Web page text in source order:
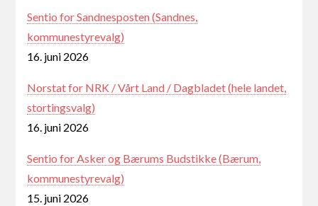
Sentio for Sandnesposten (Sandnes,
kommunestyrevalg)
16. juni 2026
Norstat for NRK / Vårt Land / Dagbladet (hele landet,
stortingsvalg)
16. juni 2026
Sentio for Asker og Bærums Budstikke (Bærum,
kommunestyrevalg)
15. juni 2026